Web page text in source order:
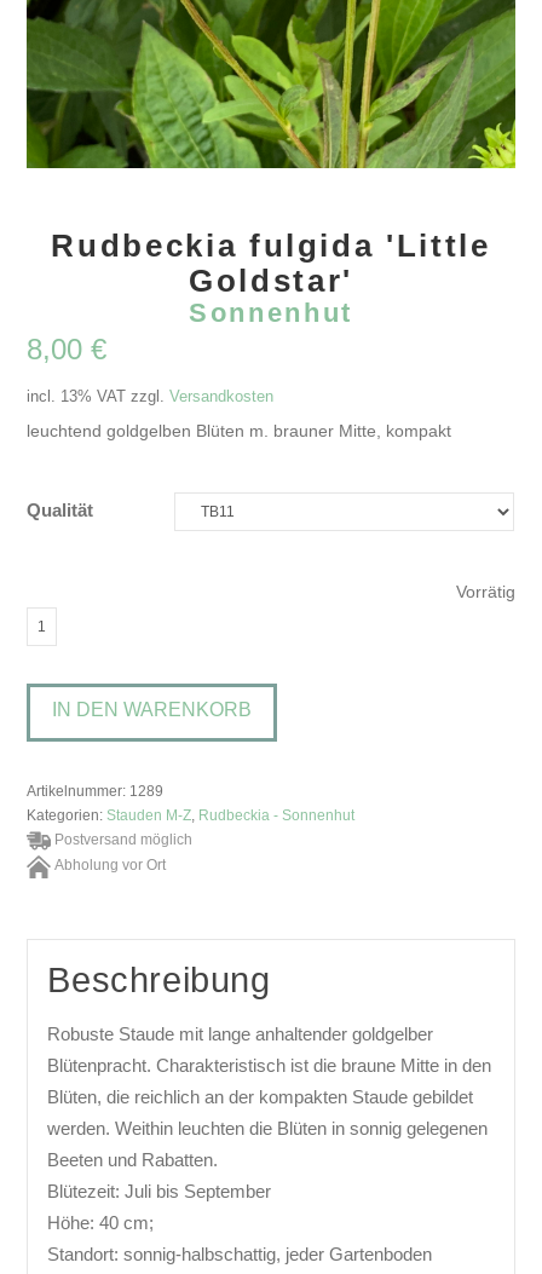
Rudbeckia fulgida 'Little
Goldstar'
Sonnenhut
8,00€
incl. 13% VAT zzgl.Versandkosten
leuchtend goldgelben Blüten m. brauner Mitte, kompakt
Qualität
Vorrätig
Rudbeckia
'Little
Goldstar'Sonnenhut
Menge
IN DEN WARENKORB
Artikelnummer: 1289
Kategorien: Stauden M-Z Rudbeckia - Sonnenhut
Postversand möglich
Abholung vor Ort
Beschreibung
Robuste Staude mit lange anhaltender goldgelber
Blütenpracht. Charakteristisch ist die braune Mitte in den
Blüten, die reichlich an der kompakten Staude gebildet
werden. Weithin leuchten die Blüten in sonnig gelegenen
Beeten und Rabatten.
Blütezeit: Juli bis September
Höhe: 40 cm;
Standort: sonnig-halbschattig, jeder Gartenboden